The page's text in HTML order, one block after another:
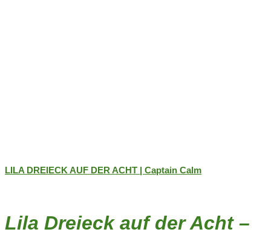
LILA DREIECK AUF DER ACHT | Captain Calm
Lila Dreieck auf der Acht –